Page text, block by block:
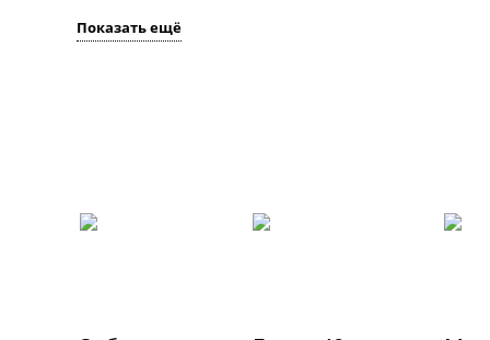
Показать ещё